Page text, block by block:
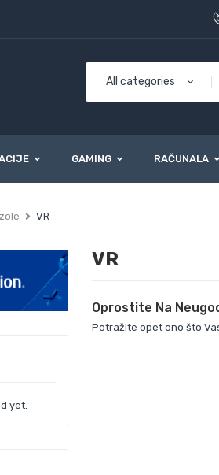
GAMING RAČUNALA
VR
yet.
VR
Oprostite Na
Potražite opet ono što